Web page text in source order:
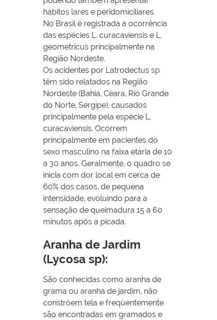
hábitos lares e peridomiciliares.
No Brasil é registrada a ocorrência
das espécies L. curacavíensis e L.
geometricus principalmente na
Região Nordeste.
Os acidentes por Latrodectus sp
têm sido relatados na Região
Nordeste (Bahia, Ceara, Rio Grande
do Norte, Sergipe), causados
principalmente pela espécie L.
curacavíensis. Ocorrem
principalmente em pacientes do
sexo masculino na faixa etária de 10
a 30 anos. Geralmente, o quadro se
inicia com dor local em cerca de
60% dos casos, de pequena
intensidade, evoluindo para a
sensação de queimadura 15 a 60
minutos após a picada.
Aranha de Jardim
(Lycosa sp):
São conhecidas como aranha de
grama ou aranha de jardim, não
constróem tela e freqüentemente
são encontradas em gramados e